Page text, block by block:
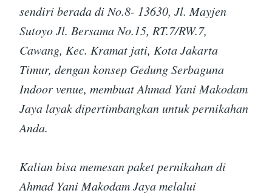
sendiri berada di No.8- 13630, Jl. Mayjen
Sutoyo Jl. Bersama No.15, RT.7/RW.7,
Cawang, Kec. Kramat jati, Kota Jakarta
Timur, dengan konsep Gedung Serbaguna
Indoor venue, membuat Ahmad Yani Makodam
Jaya layak dipertimbangkan untuk pernikahan
Anda.
Kalian bisa memesan paket pernikahan di
Ahmad Yani Makodam Jaya melalui